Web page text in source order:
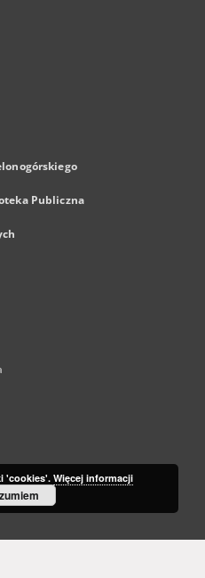
Publiczna
'cookies'. Więcej informacji